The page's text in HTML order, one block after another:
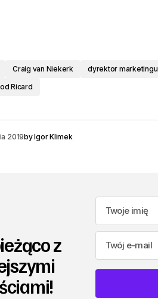
Craig van Niekerk dyrektor marketingu
Ricard
2019byIgor Klimek
z